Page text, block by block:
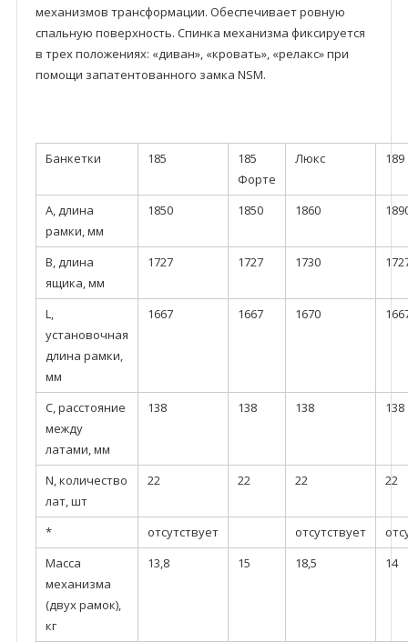
механизмов трансформации. Обеспечивает ровную
спальную поверхность. Спинка механизма фиксируется
в трех положениях: «диван», «кровать», «релакс» при
помощи запатентованного замка NSM.
Банкетки 185
185
Форте
Люкс 189
А, длина
рамки, мм
1850 1850 1860
В, длина
ящика, мм
1727 1727 1730
L,
установочная
длина рамки,
мм
1667 1667 1670
С, расстояние
между
латами, мм
138 138 138 138
N, количество
лат, шт
22 22 22 22
* отсутствует отсутствует
Масса
механизма
(двух рамок),
кг
13,8 15 18,5 14